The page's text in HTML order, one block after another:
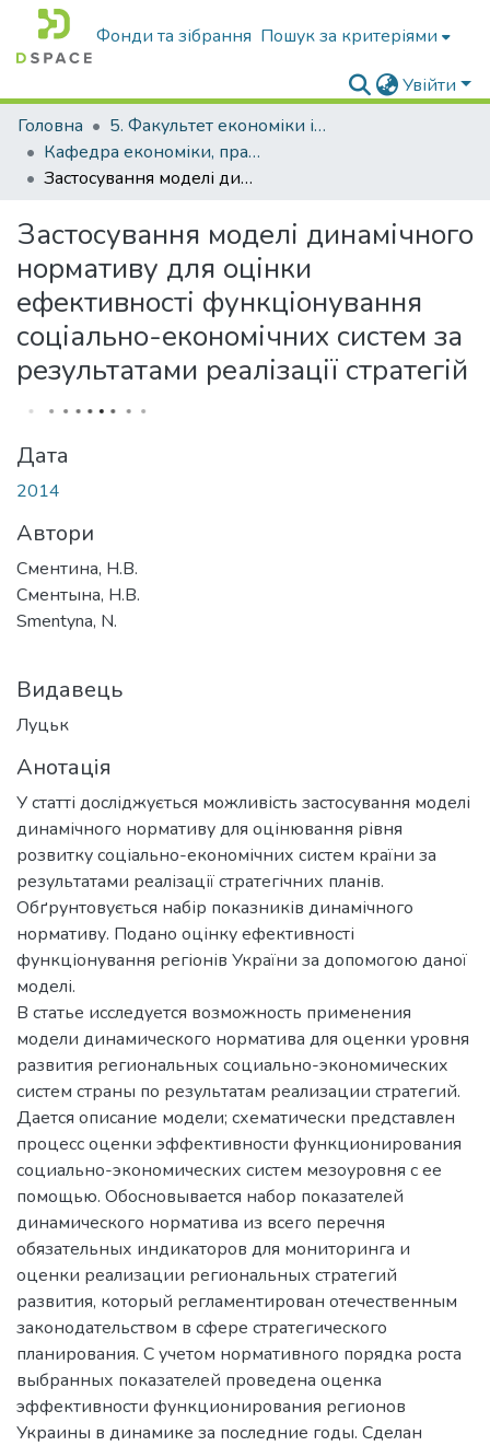
Фонди та зібрання Пошук за критеріями
Увійти
Головна
5. Факультет економіки і управління підприємництвом
Кафедра економіки, права та управління бізнесом
Застосування моделі динамічного нормативу для оцінки ефективності функціонування соціально-економічних систем за результатами реалізації стратегій
Застосування моделі динамічного
нормативу для оцінки
ефективності функціонування
соціально-економічних систем за
результатами реалізації стратегій
Дата
2014
Автори
Сментина, Н.В.
Сментына, Н.В.
Smentyna, N.
Видавець
Луцьк
Анотація
У статті досліджується можливість застосування моделі
динамічного нормативу для оцінювання рівня
розвитку соціально-економічних систем країни за
результатами реалізації стратегічних планів.
Обґрунтовується набір показників динамічного
нормативу. Подано оцінку ефективності
функціонування регіонів України за допомогою даної
моделі.
В статье исследуется возможность применения
модели динамического норматива для оценки уровня
развития региональных социально-экономических
систем страны по результатам реализации стратегий.
Дается описание модели; схематически представлен
процесс оценки эффективности функционирования
социально-экономических систем мезоуровня с ее
помощью. Обосновывается набор показателей
динамического норматива из всего перечня
обязательных индикаторов для мониторинга и
оценки реализации региональных стратегий
развития, который регламентирован отечественным
законодательством в сфере стратегического
планирования. С учетом нормативного порядка роста
выбранных показателей проведена оценка
эффективности функционирования регионов
Украины в динамике за последние годы. Сделан